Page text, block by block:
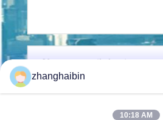
zhanghaibin
10:18 AM